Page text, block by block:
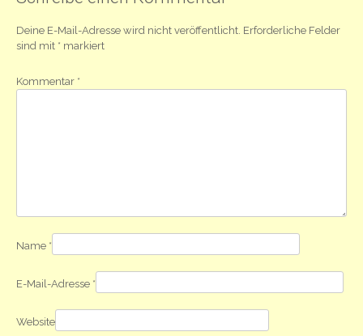
Deine E-Mail-Adresse wird nicht veröffentlicht. Erforderliche Felder
sind mit * markiert
Kommentar *
Name *
E-Mail-Adresse *
Website